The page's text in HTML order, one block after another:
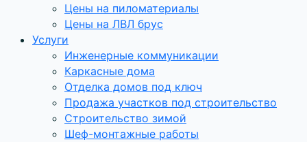
Цены на пиломатериалы
Цены на ЛВЛ брус
Услуги
Инженерные коммуникации
Каркасные дома
Отделка домов под ключ
Продажа участков под строительство
Строительство зимой
Шеф-монтажные работы